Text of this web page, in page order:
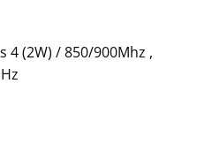
4 (2W) / 850/900Mhz ,